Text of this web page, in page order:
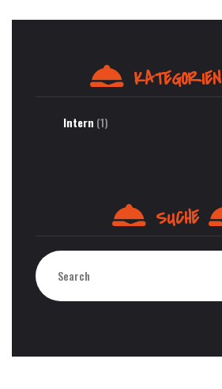
KATEGORIEN
Intern (1)
SUCHE